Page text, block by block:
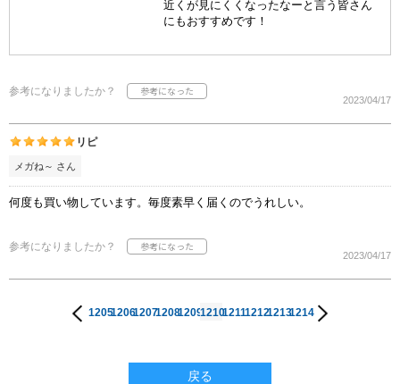
近くが見にくくなったなーと言う皆さん
にもおすすめです！
参考になりましたか？
2023/04/17
リピ
メガね～ さん
何度も買い物しています。毎度素早く届くのでうれしい。
参考になりましたか？
2023/04/17
1205120612071208120912101211121212131214
戻る